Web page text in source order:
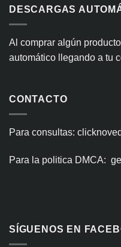
DESCARGAS
Al comprar algún
automático llegando a tu
CONTACTO
Para consultas:
Para la politica DMCA:
SÍGUENOS EN